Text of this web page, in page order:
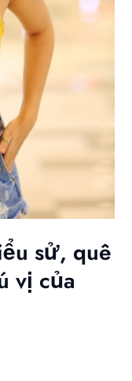
sử, quê
vị của